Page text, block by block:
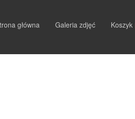
główna Galeria zdjęć Koszyk